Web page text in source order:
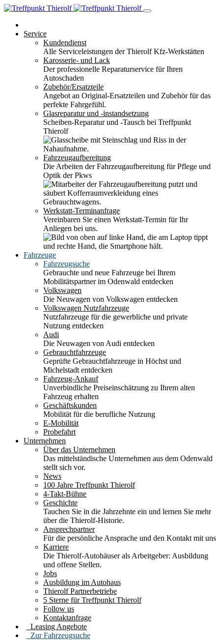
Service
Kundendienst
Alle Serviceleistungen der Thierolf Kfz-Werkstätten
Karosserie- und Lack
Der professionelle Reparaturservice für Ihren
Autoschaden
Zubehör/Ersatzteile
Angebot an Original-Ersatzteilen und Zubehör für das
perfekte Fahrgefühl.
Glasreparatur und -instandsetzung
Scheiben-Reparatur und -Tausch bei Treffpunkt
Thierolf
Fahrzeugaufbereitung
Die Arbeiten der Fahrzeugaufbereitung für Pflege und
Optik der Pkws
Werkstatt-Terminanfrage
Vereinbaren Sie einen Werkstatt-Termin für Ihr
Anliegen bei uns.
Fahrzeuge
Fahrzeugsuche
Gebrauchte und neue Fahrzeuge bei Ihrem
Mobilitätspartner im Odenwald entdecken
Volkswagen
Die Neuwagen von Volkswagen entdecken
Volkswagen Nutzfahrzeuge
Nutzfahrzeuge für die gewerbliche und private
Nutzung entdecken
Audi
Die Neuwagen von Audi entdecken
Gebrauchtfahrzeuge
Geprüfte Gebrauchtfahrzeuge in Höchst und
Michelstadt entdecken
Fahrzeug-Ankauf
Unverbindliche Preiseinschätzung zu Ihrem alten
Fahrzeug erhalten
Geschäftskunden
Mobilität für die berufliche Nutzung
E-Mobilität
Probefahrt
Unternehmen
Über das Unternehmen
Das mittelständische Unternehmen aus dem Odenwald
stellt sich vor.
News
100 Jahre Treffpunkt Thierolf
4-Takt-Bühne
Geschichte
Tauchen Sie in die Jahrzehnte ein und lernen Sie mehr
über die Thierolf-Historie.
Ansprechpartner
Für die persönliche Ansprache und den Kontakt mit uns
Karriere
Die Thierolf-Autohäuser als Arbeitgeber: Ausbildung
und offene Stellen.
Jobs
Ausbildung im Autohaus
Thierolf Partnerbetriebe
5 Sterne für Treffpunkt Thierolf
Follow us
Kontaktanfrage
Leasing Angebote
Zur Fahrzeugsuche